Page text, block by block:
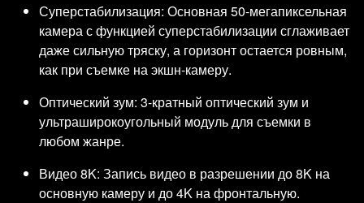
Суперстабилизация: Основная 50-мегапиксельная
камера с функцией суперстабилизации сглаживает
даже сильную тряску, а горизонт остается ровным,
как при съемке на экшн-камеру.
Оптический зум: 3-кратный оптический зум и
ультраширокоугольный модуль для съемки в
любом жанре.
Видео 8K: Запись видео в разрешении до 8K на
основную камеру и до 4K на фронтальную.